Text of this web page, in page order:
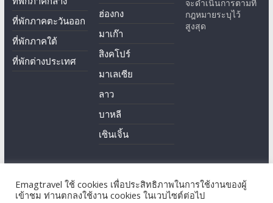
ที่พักภาคตะวันออก
ที่พักภาคใต้
ที่พักต่างประเทศ
ฮ่องกง
มาเก๊า
สิงคโปร์
มาเลเซีย
ลาว
บาหลี
เซินเจิ้น
จะดำเนินการตามที่
กฎหมายระบุไว้
สูงสุด
Copyright © 2026EmagTravel. All rights reserved.
Emagtravel ใช้ cookies เพื่อประสิทธิภาพในการใช้งานของผู้
เข้าชม ท่านตกลงใช้งาน cookies ในเวบไซต์ต่อไป